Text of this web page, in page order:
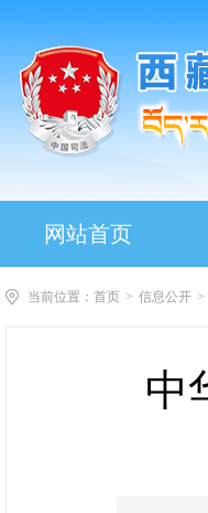
网站首页
当前位置： 首页 > 信息公开 >
中